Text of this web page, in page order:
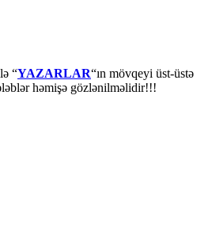
“YAZARLAR“ın mövqeyi üst-üstə
həmişə gözlənilməlidir!!!